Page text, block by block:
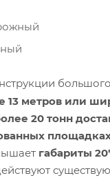
13 метров или
20 тонн
габариты